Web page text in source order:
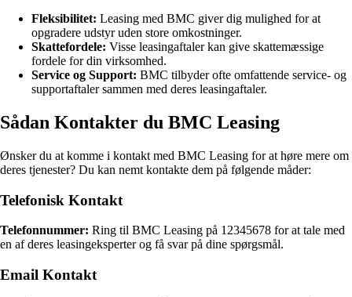
Fleksibilitet: Leasing med BMC giver dig mulighed for at
opgradere udstyr uden store omkostninger.
Skattefordele: Visse leasingaftaler kan give skattemæssige
fordele for din virksomhed.
Service og Support: BMC tilbyder ofte omfattende service- og
supportaftaler sammen med deres leasingaftaler.
Sådan Kontakter du BMC Leasing
Ønsker du at komme i kontakt med BMC Leasing for at høre mere om
deres tjenester? Du kan nemt kontakte dem på følgende måder:
Telefonisk Kontakt
Telefonnummer: Ring til BMC Leasing på 12345678 for at tale med
en af deres leasingeksperter og få svar på dine spørgsmål.
Email Kontakt